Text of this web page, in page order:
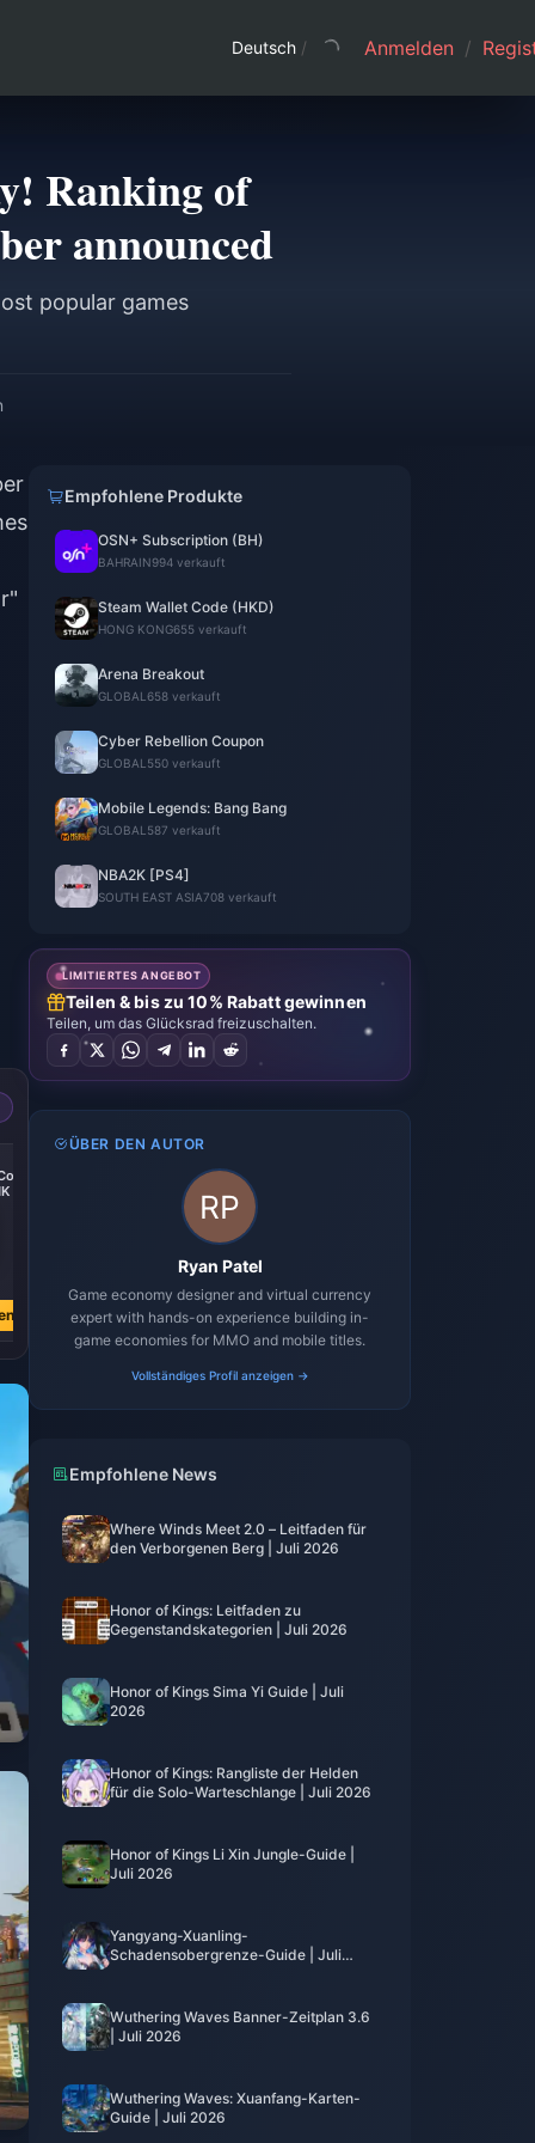
Deutsch / Anmelden /
Ranking of
announced
popular games
-20%
Jetzt kaufen
Steam Wallet Code
600 HKD HK
€ 59.71
€ 74.29
Jetzt kaufen Jetzt kaufen
Empfohlene Produkte
OSN+ Subscription (BH)
BAHRAIN994 verkauft
Steam Wallet Code (HKD)
HONG KONG655 verkauft
Arena Breakout
GLOBAL 658 verkauft
Cyber Rebellion Coupon
GLOBAL 550 verkauft
Mobile Legends: Bang Bang
GLOBAL 587 verkauft
NBA2K [PS4]
SOUTH EAST ASIA708 verkauft
LIMITIERTES ANGEBOT
Teilen & bis zu 10% Rabatt gewinnen
Teilen, um das Glücksrad freizuschalten.
ÜBER DEN AUTOR
Ryan Patel
Game economy designer and virtual currency
expert with hands-on experience building in-
game economies for MMO and mobile titles.
Vollständiges Profil anzeigen →
Empfohlene News
Where Winds Meet 2.0 – Leitfaden für
den Verborgenen Berg | Juli 2026
Honor of Kings: Leitfaden zu
Gegenstandskategorien | Juli 2026
Honor of Kings Sima Yi Guide | Juli
2026
Honor of Kings: Rangliste der Helden
für die Solo-Warteschlange | Juli 2026
Honor of Kings Li Xin Jungle-Guide |
Juli 2026
Yangyang-Xuanling-
Schadensobergrenze-Guide | Juli
Wuthering Waves Banner-Zeitplan 3.6
| Juli 2026
Wuthering Waves: Xuanfang-Karten-
Guide | Juli 2026